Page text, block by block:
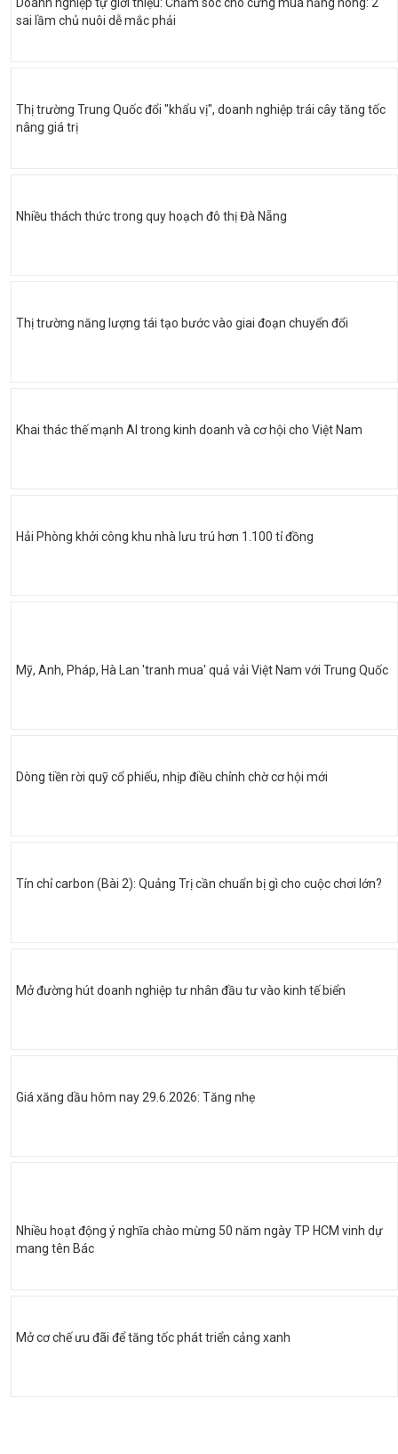
sai lầm chủ nuôi dễ mắc phải
Thị trường Trung Quốc đổi "khẩu vị", doanh nghiệp trái cây tăng tốc
nâng giá trị
Nhiều thách thức trong quy hoạch đô thị Đà Nẵng
Thị trường năng lượng tái tạo bước vào giai đoạn chuyển đổi
Khai thác thế mạnh AI trong kinh doanh và cơ hội cho Việt Nam
Hải Phòng khởi công khu nhà lưu trú hơn 1.100 tỉ đồng
Mỹ, Anh, Pháp, Hà Lan 'tranh mua' quả vải Việt Nam với Trung Quốc
Dòng tiền rời quỹ cổ phiếu, nhịp điều chỉnh chờ cơ hội mới
Tín chỉ carbon (Bài 2): Quảng Trị cần chuẩn bị gì cho cuộc chơi lớn?
Mở đường hút doanh nghiệp tư nhân đầu tư vào kinh tế biển
Giá xăng dầu hôm nay 29.6.2026: Tăng nhẹ
Nhiều hoạt động ý nghĩa chào mừng 50 năm ngày TP HCM vinh dự
mang tên Bác
Mở cơ chế ưu đãi để tăng tốc phát triển cảng xanh